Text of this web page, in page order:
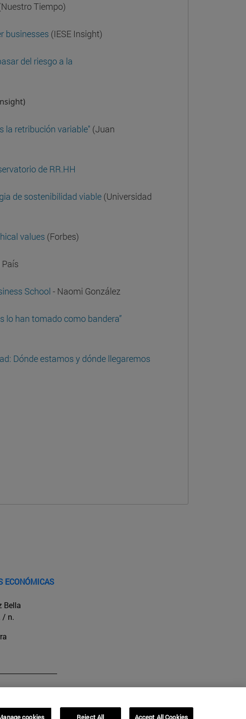
Tiempo)
businesses (IESE Insight)
del riesgo a la
la retribución variable" (Juan
de RR.HH
de sostenibilidad viable (Universidad
values (Forbes)
País
School- Naomi González
lo han tomado como bandera”
Dónde estamos y dónde llegaremos
ECONÓMICAS
Bella
/ n.
cookies Reject All Accept All Cookies